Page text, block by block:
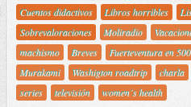
Cuentos didactivos
Libros horribles
Sobrevaloraciones
Moliradio
machismo
Breves Fuerteventura en
Murakami
Washigton roadtrip charla
series
televisión women´s health